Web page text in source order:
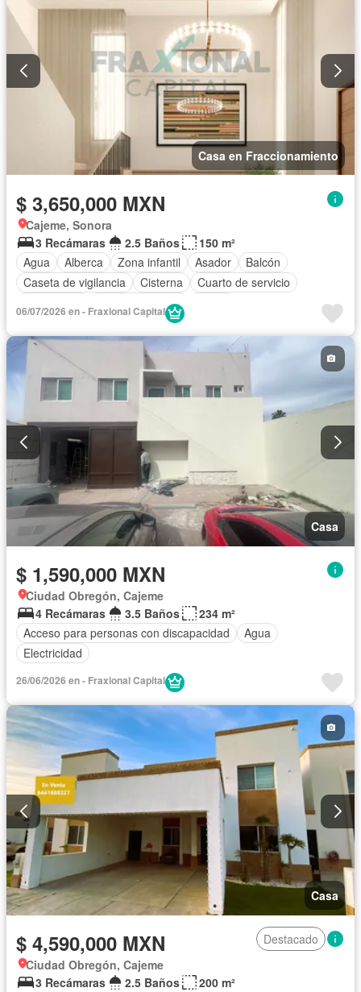
Casa en Fraccionamiento
$ 3,650,000 MXN
Cajeme, Sonora
3 Recámaras
2.5 Baños
150 m²
Agua
Alberca Zona infantil Asador
Balcón
Caseta de vigilancia
Cisterna
Cuarto de servicio
Estacionamiento
Seguridad
Wifi
Zonas verdes
Sin amueblar
06/07/2026 en - Fraxional Capital
Casa
$ 1,590,000 MXN
Ciudad Obregón, Cajeme
4 Recámaras
3.5 Baños
234 m²
Acceso para personas con discapacidad
Agua
Electricidad
26/06/2026 en - Fraxional Capital
Casa
$ 4,590,000 MXN
Destacado
Ciudad Obregón, Cajeme
3 Recámaras
2.5 Baños
200 m²